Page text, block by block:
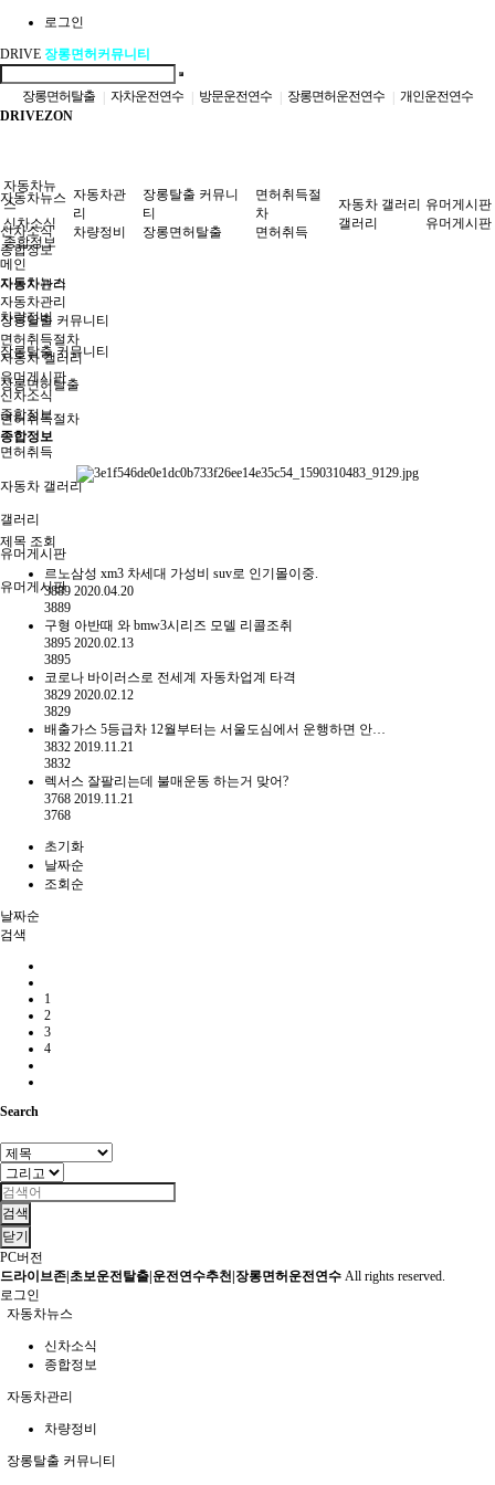
로그인
DRIVE 장롱면허커뮤니티
장롱면허탈출 자차운전연수 방문운전연수 장롱면허운전연수
개인운전연수
자동차정비
DRIVEZON
자동차뉴스
신차소식
종합정보
자동차관리
차량정비
장롱탈출 커뮤니티
장롱면허탈출
면허취득절차
면허취득
자동차 갤러리
갤러리
유머게시판
유머게시판
자동차뉴
스
신차소식
종합정보
자동차관
리
차량정비
장롱탈출 커뮤니
티
장롱면허탈출
면허취득절
차
면허취득
자동차 갤러리
갤러리
유머게시판
유머게시판
메인
자동차뉴스
자동차관리
장롱탈출 커뮤니티
면허취득절차
자동차 갤러리
유머게시판
신차소식
종합정보
종합정보
제목 조회
르노삼성 xm3 차세대 가성비 suv로 인기몰이중.
3889 2020.04.20
3889
구형 아반때 와 bmw3시리즈 모델 리콜조취
3895 2020.02.13
3895
코로나 바이러스로 전세계 자동차업계 타격
3829 2020.02.12
3829
배출가스 5등급차 12월부터는 서울도심에서 운행하면 안…
3832 2019.11.21
3832
렉서스 잘팔리는데 불매운동 하는거 맞어?
3768 2019.11.21
3768
초기화
날짜순
조회순
날짜순
검색
1
2
3
4
Search
검색
닫기
PC버전
드라이브존|초보운전탈출|운전연수추천|장롱면허운전연수 All rights reserved.
로그인
자동차뉴스
신차소식
종합정보
자동차관리
차량정비
장롱탈출 커뮤니티